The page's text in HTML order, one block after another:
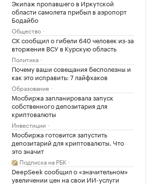
Экипаж пропавшего в Иркутской
области самолета прибыл в аэропорт
Бодайбо
Общество
СК сообщил о гибели 640 человек из-за
вторжения ВСУ в Курскую область
Политика
Почему ваши совещания бесполезны и
как это исправить: 7 лайфхаков
Образование
Мосбиржа запланировала запуск
собственного депозитария для
криптовалюты
Инвестиции
Мосбиржа готовится запустить
депозитарий для криптовалюты. Что
это значит
Подписка на РБК
DeepSeek сообщил о «значительном»
увеличении цен на свои ИИ-услуги